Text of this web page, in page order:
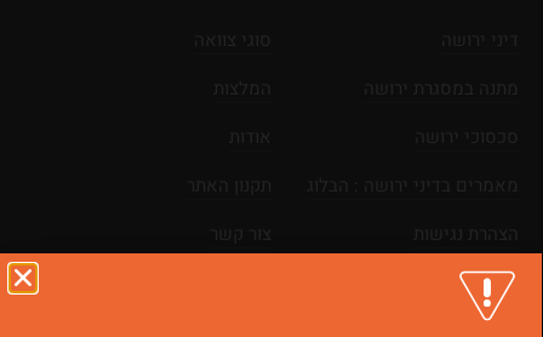
מפת אתר